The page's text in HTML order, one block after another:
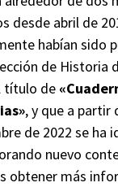
desde abril de
habían sido
de Historia
título de
, y que a partir
de 2022 se ha
nuevo
obtener más